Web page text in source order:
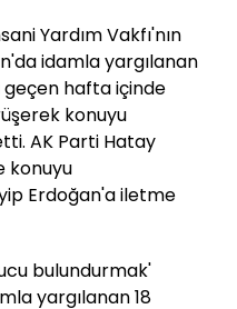
Yardım Vakfı'nın
idamla yargılanan
geçen hafta içinde
konuyu
AK Parti Hatay
konuyu
Erdoğan'a iletme
bulundurmak'
yargılanan 18